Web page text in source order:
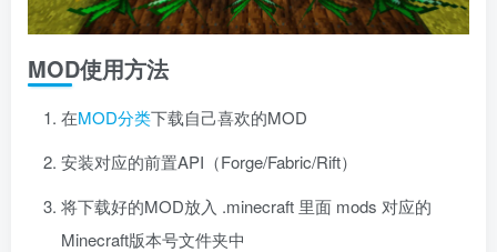
MOD使用方法
在MOD分类下载自己喜欢的MOD
安装对应的前置API（Forge/Fabric/Rift）
将下载好的MOD放入 .minecraft 里面 mods 对应的
Minecraft版本号文件夹中